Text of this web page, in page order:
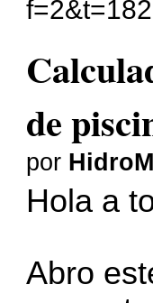
de
por
Hola a
Abro